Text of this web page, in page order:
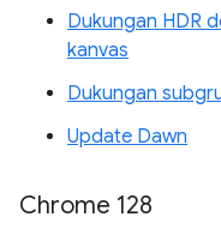
Dukungan HDR
kanvas
Dukungan
Update Dawn
Chrome 128